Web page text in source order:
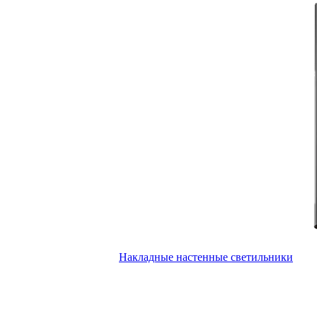
Накладные настенные светильники